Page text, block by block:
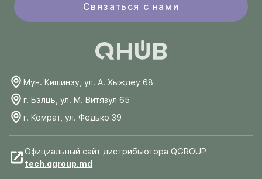
Связаться с нами
Мун. Кишинэу, ул. А. Хыждеу 68
г. Бэлць, ул. М. Витязул 65
г. Комрат, ул. Федько 39
Официальный сайт дистрибьютора QGROUP
tech.qgroup.md